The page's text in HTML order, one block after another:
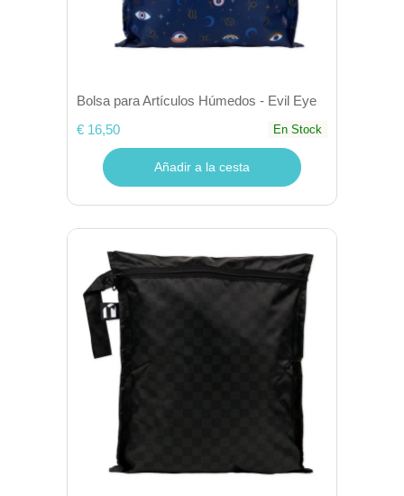
Bolsa para Artículos Húmedos - Evil Eye
€ 16,50
En Stock
Añadir a la cesta